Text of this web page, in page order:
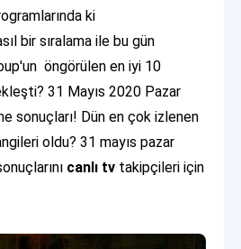
ki
bir sıralama ile bu gün
öngörülen en iyi 10
31 Mayıs 2020 Pazar
sonuçları! Dün en çok izlenen
oldu? 31 mayıs pazar
canlı tv takipçileri için